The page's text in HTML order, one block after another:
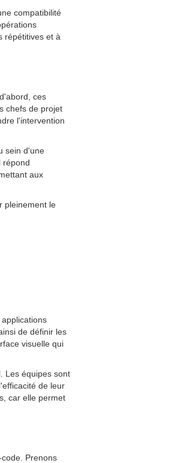
compatibilité
répétitives et à
ces
chefs de projet
l'intervention
sein d'une
répond
aux
pleinement le
de définir les
visuelle qui
Les équipes sont
de leur
car elle permet
Prenons